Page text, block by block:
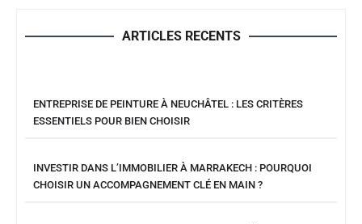
ARTICLES RECENTS
ENTREPRISE DE PEINTURE À NEUCHÂTEL : LES CRITÈRES
ESSENTIELS POUR BIEN CHOISIR
INVESTIR DANS L’IMMOBILIER À MARRAKECH : POURQUOI
CHOISIR UN ACCOMPAGNEMENT CLÉ EN MAIN ?